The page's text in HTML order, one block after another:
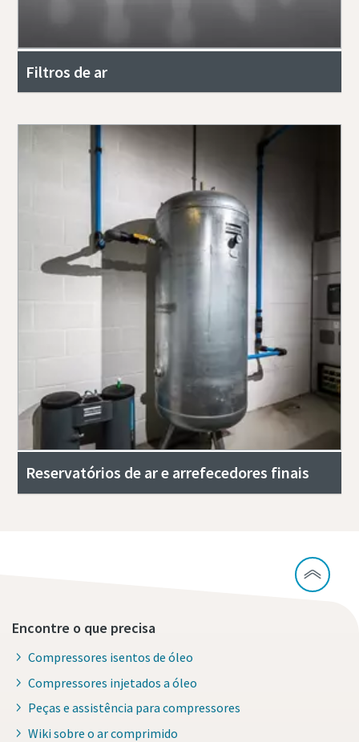
Filtros de ar
Reservatórios de ar e arrefecedores finais
Encontre o que precisa
Compressores isentos de óleo
Compressores injetados a óleo
Peças e assistência para compressores
Wiki sobre o ar comprimido